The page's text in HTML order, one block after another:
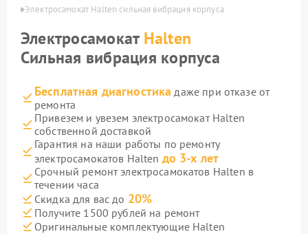
Электросамокат Halten сильная вибрация корпуса
Электросамокат Halten
Сильная вибрация корпуса
Бесплатная диагностика даже при отказе от
ремонта
Привезем и увезем электросамокат Halten
собственной доставкой
Гарантия на наши работы по ремонту
электросамокатов Halten до 3-х лет
Срочный ремонт электросамокатов Halten в
течении часа
Скидка для вас до 20%
Получите 1500 рублей на ремонт
Оригинальные комплектующие Halten